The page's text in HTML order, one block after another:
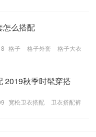
怎么搭配
格子 格子外套
格子大衣
2019秋季时髦穿搭
宽松卫衣搭配
卫衣搭配裤